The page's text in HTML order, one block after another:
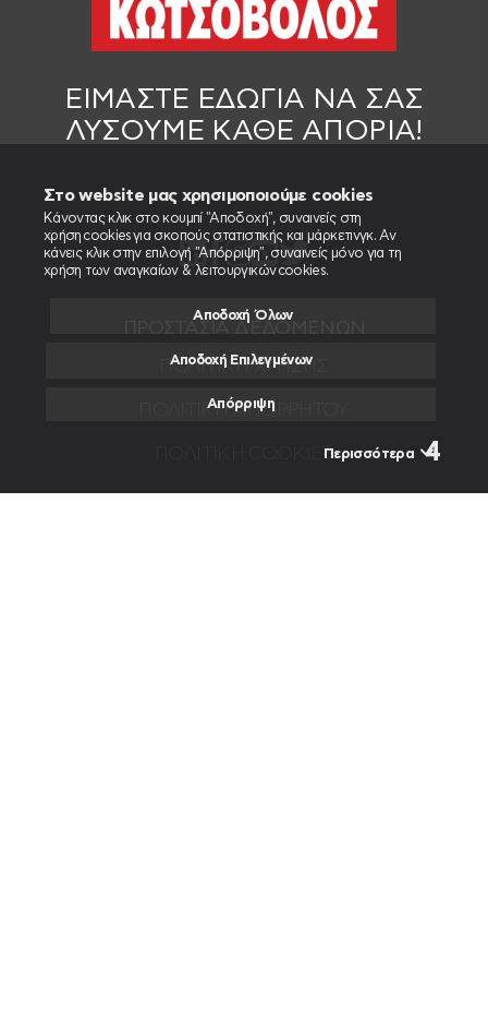
Στο website μας χρησιμοποιούμε cookies
Κάνοντας κλικ στο κουμπί "Αποδοχή", συναινείς στη
χρήση cookies για σκοπούς στατιστικής και μάρκετινγκ. Αν
κάνεις κλικ στην επιλογή "Απόρριψη", συναινείς μόνο για τη
χρήση των αναγκαίων & λειτουργικών cookies.
Αποδοχή Όλων
Αποδοχή Επιλεγμένων
Απόρριψη
Περισσότερα
ΕΙΜΑΣΤΕ ΕΔΩ ΓΙΑ ΝΑ ΣΑΣ
ΛΥΣΟΥΜΕ ΚΑΘΕ ΑΠΟΡΙΑ!
ΠΡΟΣΤΑΣΙΑ ΔΕΔΟΜΕΝΩΝ
ΠΟΛΙΤΙΚΉ ΧΡΉΣΗΣ
ΠΟΛΙΤΙΚΉ ΑΠΟΡΡΉΤΟΥ
ΠΟΛΙΤΙΚΉ COOKIES